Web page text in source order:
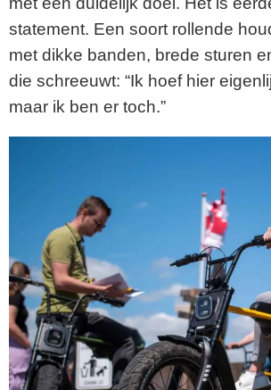
statement. Een soort rollende
met dikke banden, brede sturen
die schreeuwt: “Ik hoef hier
maar ik ben er toch.”